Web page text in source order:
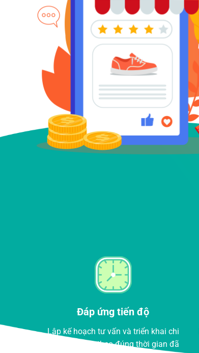
chi
Chăm sóc tận tâm
Hỗ trợ xuyên suốt từ khâu khảo sát, tư
vấn giải pháp, triển khai cho đến bảo